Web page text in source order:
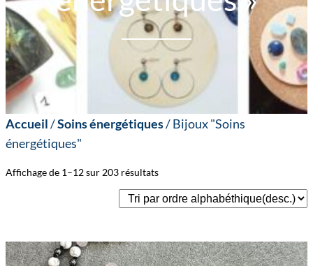
Accueil/Soins énergétiques/ Bijoux "Soins
énergétiques"
Affichage de 1–12 sur 203 résultats